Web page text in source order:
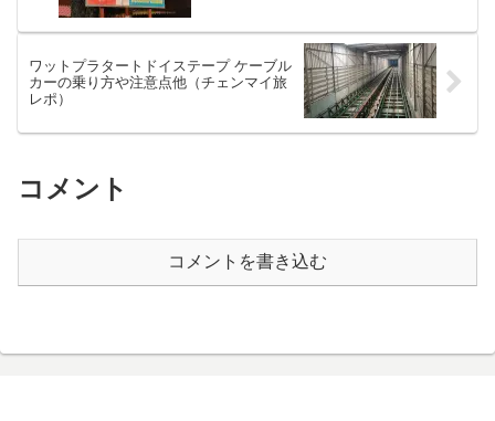
ワットプラタートドイステープ ケーブル
カーの乗り方や注意点他（チェンマイ旅
レポ）
コメント
コメントを書き込む